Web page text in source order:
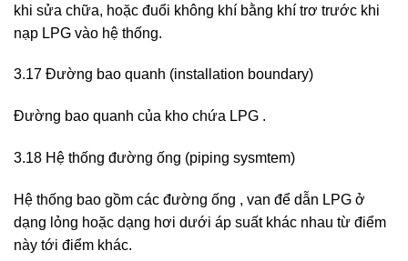
khi sửa chữa, hoặc đuổi không khí bằng khí trơ trước khi
nạp LPG vào hệ thống.
3.17 Đường bao quanh (installation boundary)
Đường bao quanh của kho chứa LPG .
3.18 Hệ thống đường ống (piping sysmtem)
Hệ thống bao gồm các đường ống , van để dẫn LPG ở
dạng lỏng hoặc dạng hơi dưới áp suất khác nhau từ điểm
này tới điểm khác.